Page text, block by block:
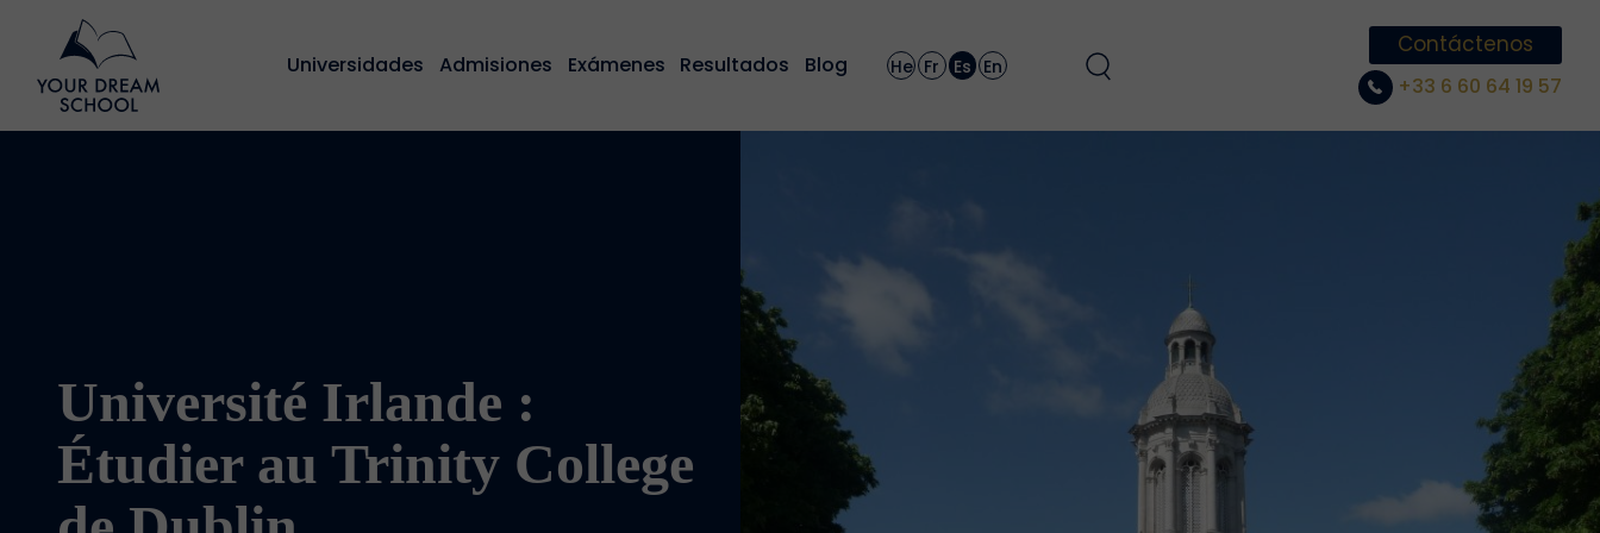
Universidades Admisiones Exámenes Resultados Blog He Fr Es En
Contáctenos
+33 6 60 64 19 57
Université Irlande :
Étudier au Trinity College